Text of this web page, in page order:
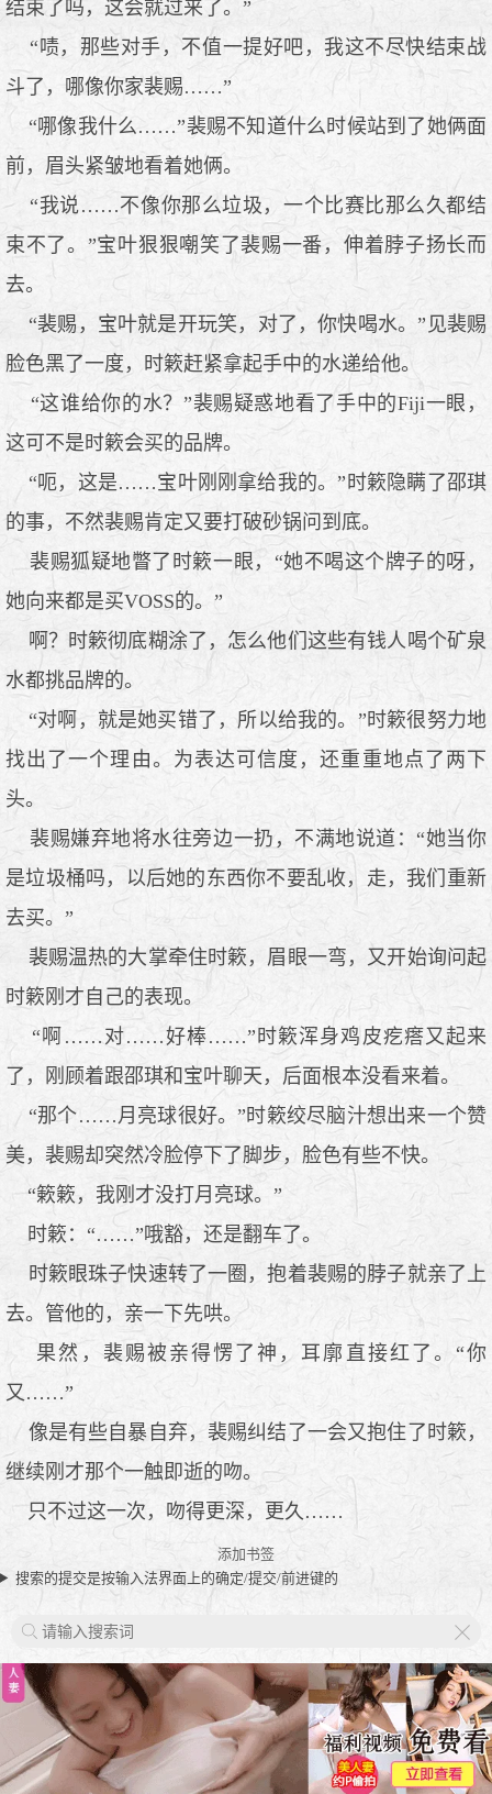
结束了吗，这会就过来了。”
“啧，那些对手，不值一提好吧，我这不尽快结束战
斗了，哪像你家裴赐……”
“哪像我什么……”裴赐不知道什么时候站到了她俩面
前，眉头紧皱地看着她俩。
“我说……不像你那么垃圾，一个比赛比那么久都结
束不了。”宝叶狠狠嘲笑了裴赐一番，伸着脖子扬长而
去。
“裴赐，宝叶就是开玩笑，对了，你快喝水。”见裴赐
脸色黑了一度，时簌赶紧拿起手中的水递给他。
“这谁给你的水？”裴赐疑惑地看了手中的Fiji一眼，
这可不是时簌会买的品牌。
“呃，这是……宝叶刚刚拿给我的。”时簌隐瞒了邵琪
的事，不然裴赐肯定又要打破砂锅问到底。
裴赐狐疑地瞥了时簌一眼，“她不喝这个牌子的呀，
她向来都是买VOSS的。”
啊？时簌彻底糊涂了，怎么他们这些有钱人喝个矿泉
水都挑品牌的。
“对啊，就是她买错了，所以给我的。”时簌很努力地
找出了一个理由。为表达可信度，还重重地点了两下
头。
裴赐嫌弃地将水往旁边一扔，不满地说道：“她当你
是垃圾桶吗，以后她的东西你不要乱收，走，我们重新
去买。”
裴赐温热的大掌牵住时簌，眉眼一弯，又开始询问起
时簌刚才自己的表现。
“啊……对……好棒……”时簌浑身鸡皮疙瘩又起来
了，刚顾着跟邵琪和宝叶聊天，后面根本没看来着。
“那个……月亮球很好。”时簌绞尽脑汁想出来一个赞
美，裴赐却突然冷脸停下了脚步，脸色有些不快。
“簌簌，我刚才没打月亮球。”
时簌：“……”哦豁，还是翻车了。
时簌眼珠子快速转了一圈，抱着裴赐的脖子就亲了上
去。管他的，亲一下先哄。
果然，裴赐被亲得愣了神，耳廓直接红了。“你
又……”
像是有些自暴自弃，裴赐纠结了一会又抱住了时簌，
继续刚才那个一触即逝的吻。
只不过这一次，吻得更深，更久……
添加书签
搜索的提交是按输入法界面上的确定/提交/前进键的